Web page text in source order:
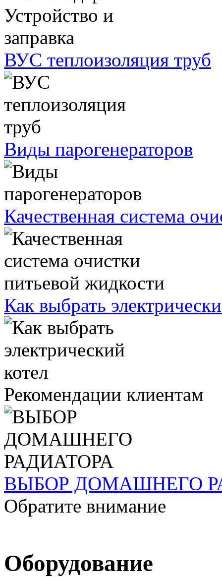
ВУС теплоизоляция труб
Виды парогенераторов
Качественная система
Как выбрать
Рекомендации клиентам
ВЫБОР ДОМАШНЕГО
Обратите внимание
Oборудование